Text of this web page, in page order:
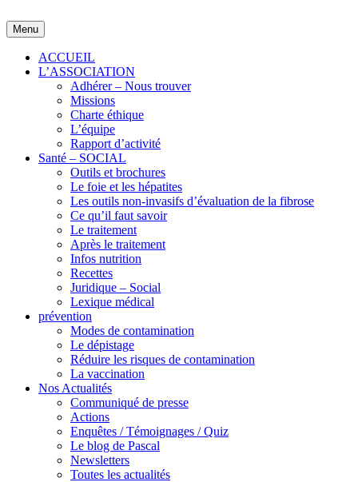
to
content
Menu
ACCUEIL
L’ASSOCIATION
Adhérer – Nous trouver
Missions
Charte éthique
L’équipe
Rapport d’activité
Santé – SOCIAL
Outils et brochures
Le foie et les hépatites
Les outils non-invasifs d’évaluation de la fibrose
Ce qu’il faut savoir
Le traitement
Après le traitement
Infos nutrition
Recettes
Juridique – Social
Lexique médical
prévention
Modes de contamination
Le dépistage
Réduire les risques de contamination
La vaccination
Nos Actualités
Communiqué de presse
Actions
Enquêtes / Témoignages / Quiz
Le blog de Pascal
Newsletters
Toutes les actualités